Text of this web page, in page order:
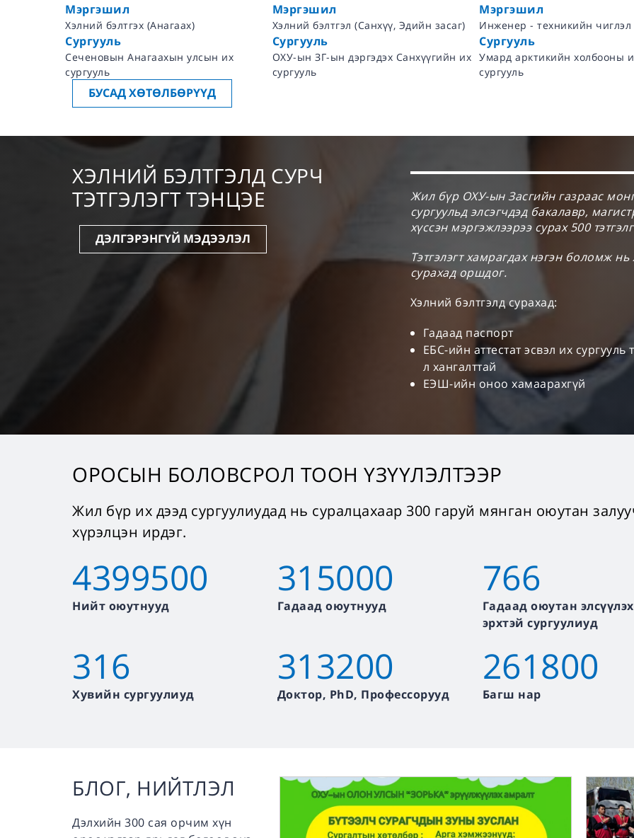
Мэргэшил
Хэлний бэлтгэл (Санхүү, Эдийн засаг)
Сургууль
ОХУ-ын ЗГ-ын дэргэдэх Санхүүгийн их
сургууль
Мэргэшил
Инженер - техникийн чиглэл
Сургууль
Умард арктикийн холбооны их
сургууль
Мэргэшил
Байгалийн шинжлэх ухааны
Сургууль
Умард арктикийн холбооны
сургууль
БУСАД ХӨТӨЛБӨРҮҮД
ХЭЛНИЙ БЭЛТГЭЛД СУРЧ
ТЭТГЭЛЭГТ ТЭНЦЭЕ
ДЭЛГЭРЭНГҮЙ МЭДЭЭЛЭЛ
Жил бүр ОХУ-ын Засгийн газраас
сургуульд элсэгчдэд бакалавр,
хүссэн мэргэжлээрээ сурах 500
Тэтгэлэгт хамрагдах нэгэн боломж нь
сурахад оршдог.
Хэлний бэлтгэлд сурахад:
Гадаад паспорт
ЕБС-ийн аттестат эсвэл их
л хангалттай
ЕЭШ-ийн оноо хамаарахгүй
ОРОСЫН БОЛОВСРОЛ ТООН ҮЗҮҮЛЭЛТЭЭР
Жил бүр их дээд сургуулиудад нь суралцахаар 300 гаруй мянган оюутан
хүрэлцэн ирдэг.
4399500
Нийт оюутнууд
315000
Гадаад оюутнууд
766
Гадаад оюутан элсүүлэх
эрхтэй сургуулиуд
316
Хувийн сургуулиуд
313200
Доктор, PhD, Профессорууд
261800
Багш нар
БЛОГ, НИЙТЛЭЛ
Дэлхийн 300 сая орчим хүн